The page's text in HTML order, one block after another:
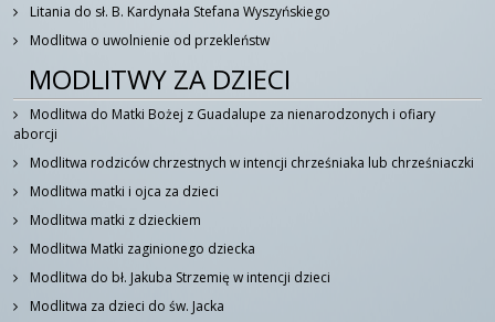
Litania do sł. B. Kardynała Stefana Wyszyńskiego
Modlitwa o uwolnienie od przekleństw
MODLITWY ZA DZIECI
Modlitwa do Matki Bożej z Guadalupe za nienarodzonych i ofiary
aborcji
Modlitwa rodziców chrzestnych w intencji chrześniaka lub chrześniaczki
Modlitwa matki i ojca za dzieci
Modlitwa matki z dzieckiem
Modlitwa Matki zaginionego dziecka
Modlitwa do bł. Jakuba Strzemię w intencji dzieci
Modlitwa za dzieci do św. Jacka